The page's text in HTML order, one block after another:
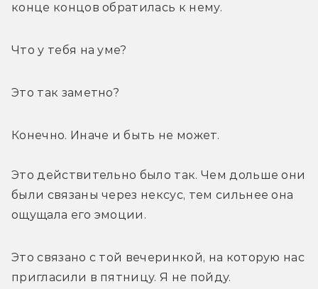
конце концов обратилась к нему.
Что у тебя на уме?
Это так заметно?
Конечно. Иначе и быть не может.
Это действительно было так. Чем дольше они
были связаны через нексус, тем сильнее она
ощущала его эмоции.
Это связано с той вечеринкой, на которую нас
пригласили в пятницу. Я не пойду.